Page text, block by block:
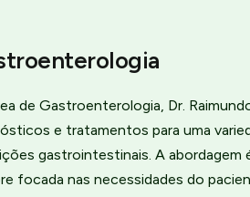
de Gastroenterologia, Dr.
e tratamentos para uma
gastrointestinais. A abordagem
focada nas necessidades do